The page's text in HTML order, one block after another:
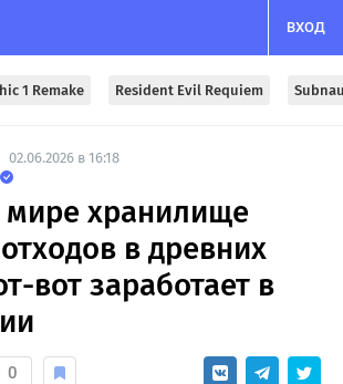
ВХОД
1 Remake Resident Evil Requiem
02.06.2026 в 16:18
мире хранилище
в древних
вот заработает в
0